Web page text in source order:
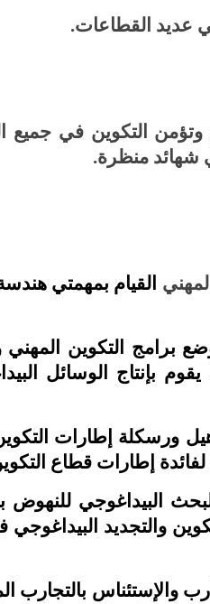
.
القيام بمهمتي
برامج التكوين المهني
بإنتاج الوسائل
ورسكلة إطارات
لفائدة إطارات قطاع
البيداغوجي للنهوض
والتجديد
والإستئناس بالتجارب